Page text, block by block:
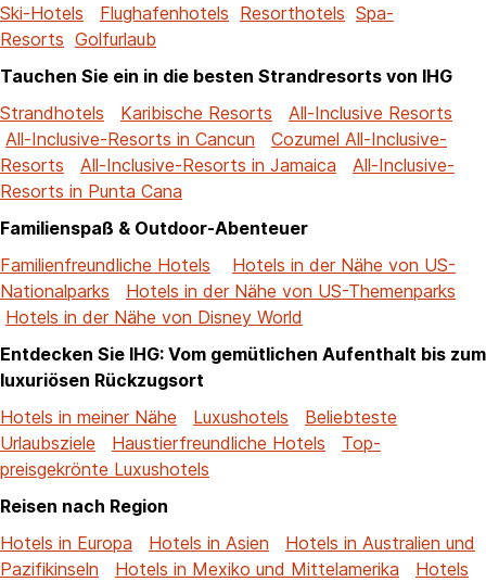
Ski-Hotels
Flughafenhotels Resorthotels Spa-
Resorts Golfurlaub
Tauchen Sie ein in die besten Strandresorts von IHG
Strandhotels
Karibische Resorts
All-Inclusive Resorts
All-Inclusive-Resorts in Cancun
Cozumel All-Inclusive-
Resorts
All-Inclusive-Resorts in Jamaica
All-Inclusive-
Resorts in Punta Cana
Familienspaß & Outdoor-Abenteuer
Familienfreundliche Hotels
Hotels in der Nähe von US-
Nationalparks
Hotels in der Nähe von US-Themenparks
Hotels in der Nähe von Disney World
Entdecken Sie IHG: Vom gemütlichen Aufenthalt bis zum
luxuriösen Rückzugsort
Hotels in meiner Nähe
Luxushotels
Beliebteste
Urlaubsziele
Haustierfreundliche Hotels
Top-
preisgekrönte Luxushotels
Reisen nach Region
Hotels in Europa
Hotels in Asien
Hotels in Australien und
Pazifikinseln
Hotels in Mexiko und Mittelamerika
Hotels